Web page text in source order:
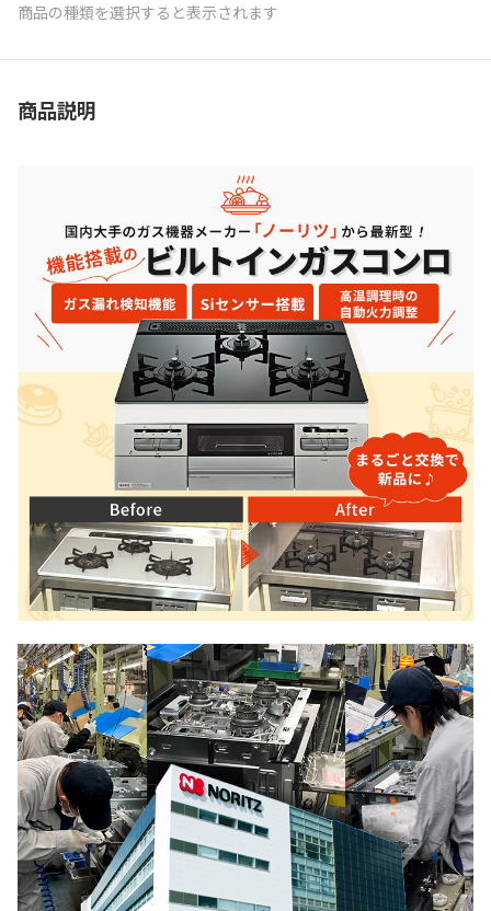
商品の種類を選択すると表示されます
商品説明